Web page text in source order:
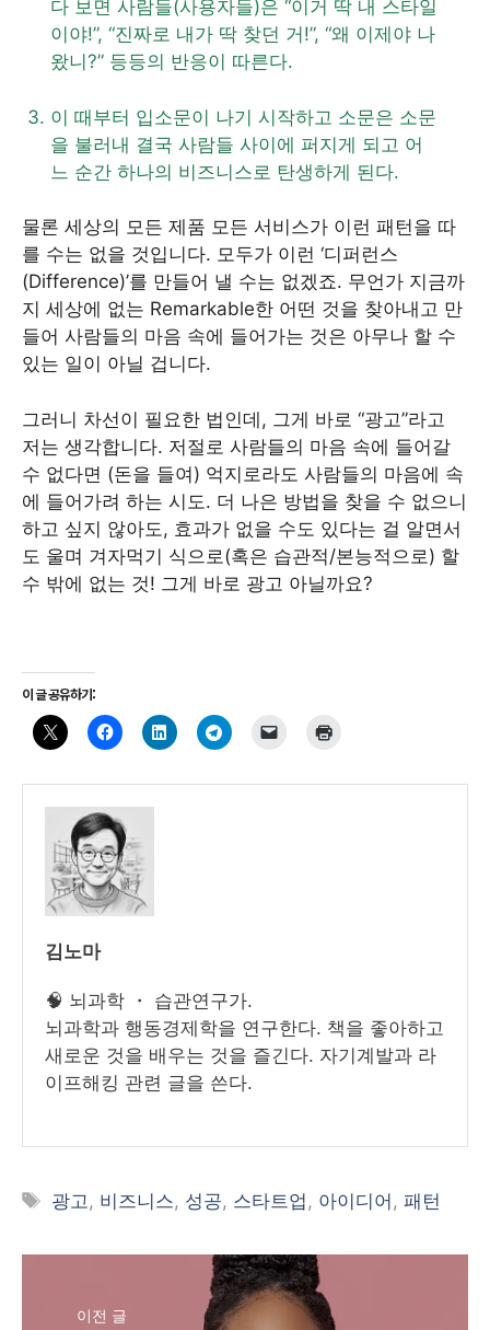
다 보면 사람들(사용자들)은 “이거 딱 내 스타일
이야!”, “진짜로 내가 딱 찾던 거!”, “왜 이제야 나
왔니?” 등등의 반응이 따른다.
이 때부터 입소문이 나기 시작하고 소문은 소문
을 불러내 결국 사람들 사이에 퍼지게 되고 어
느 순간 하나의 비즈니스로 탄생하게 된다.
물론 세상의 모든 제품 모든 서비스가 이런 패턴을 따
를 수는 없을 것입니다. 모두가 이런 ‘디퍼런스
(Difference)’를 만들어 낼 수는 없겠죠. 무언가 지금까
지 세상에 없는 Remarkable한 어떤 것을 찾아내고 만
들어 사람들의 마음 속에 들어가는 것은 아무나 할 수
있는 일이 아닐 겁니다.
그러니 차선이 필요한 법인데, 그게 바로 “광고”라고
저는 생각합니다. 저절로 사람들의 마음 속에 들어갈
수 없다면 (돈을 들여) 억지로라도 사람들의 마음에 속
에 들어가려 하는 시도. 더 나은 방법을 찾을 수 없으니
하고 싶지 않아도, 효과가 없을 수도 있다는 걸 알면서
도 울며 겨자먹기 식으로(혹은 습관적/본능적으로) 할
수 밖에 없는 것! 그게 바로 광고 아닐까요?
이 글 공유하기:
김노마
🧠 뇌과학 ・ 습관연구가.
뇌과학과 행동경제학을 연구한다. 책을 좋아하고
새로운 것을 배우는 것을 즐긴다. 자기계발과 라
이프해킹 관련 글을 쓴다.
태
광고, 비즈니스, 성공, 스타트업, 아이디어 ,패턴
이전 글